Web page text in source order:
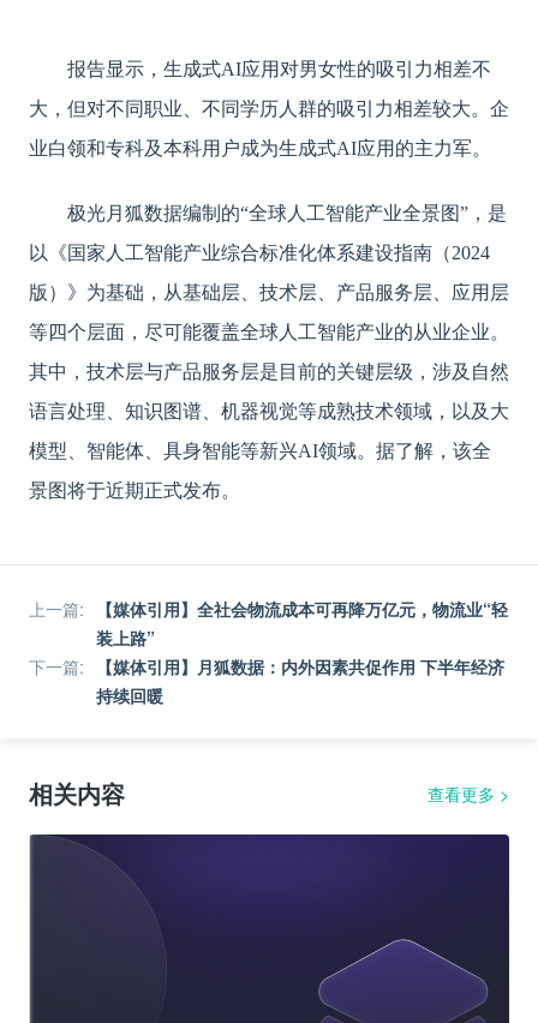
报告显示，生成式AI应用对男女性的吸引力相差不
大，但对不同职业、不同学历人群的吸引力相差较大。企
业白领和专科及本科用户成为生成式AI应用的主力军。
极光月狐数据编制的“全球人工智能产业全景图”，是
以《国家人工智能产业综合标准化体系建设指南（2024
版）》为基础，从基础层、技术层、产品服务层、应用层
等四个层面，尽可能覆盖全球人工智能产业的从业企业。
其中，技术层与产品服务层是目前的关键层级，涉及自然
语言处理、知识图谱、机器视觉等成熟技术领域，以及大
模型、智能体、具身智能等新兴AI领域。据了解，该全
景图将于近期正式发布。
上一篇:
【媒体引用】全社会物流成本可再降万亿元，物流业“轻
装上路”
下一篇:
【媒体引用】月狐数据：内外因素共促作用 下半年经济
持续回暖
相关内容 查看更多 >